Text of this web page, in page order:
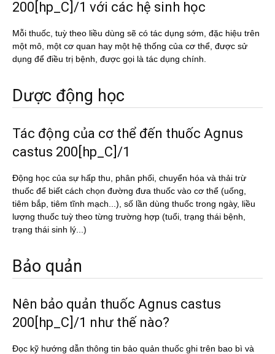
200[hp_C]/1 với các hệ sinh học
Mỗi thuốc, tuỳ theo liều dùng sẽ có tác dụng sớm, đặc hiệu trên
một mô, một cơ quan hay một hệ thống của cơ thể, được sử
dụng để điều trị bệnh, được gọi là tác dụng chính.
Dược động học
Tác động của cơ thể đến thuốc Agnus
castus 200[hp_C]/1
Động học của sự hấp thu, phân phối, chuyển hóa và thải trừ
thuốc để biết cách chọn đường đưa thuốc vào cơ thể (uống,
tiêm bắp, tiêm tĩnh mạch...), số lần dùng thuốc trong ngày, liều
lượng thuốc tuỳ theo từng trường hợp (tuổi, trạng thái bệnh,
trạng thái sinh lý...)
Bảo quản
Nên bảo quản thuốc Agnus castus
200[hp_C]/1 như thế nào?
Đọc kỹ hướng dẫn thông tin bảo quản thuốc ghi trên bao bì và